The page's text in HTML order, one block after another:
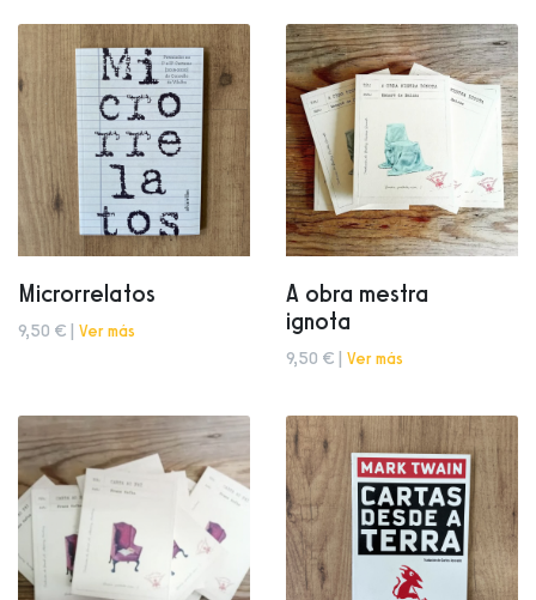
Microrrelatos
9,50 € | Ver más
A obra mestra
ignota
9,50 € | Ver más